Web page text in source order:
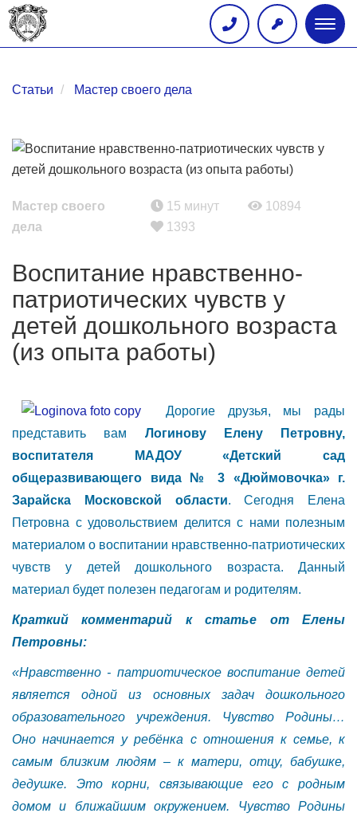
меню
Статьи Мастер своего дела
Мастер своего
дела
15 минут
10894
1393
Воспитание нравственно-
патриотических чувств у
детей дошкольного возраста
(из опыта работы)
Дорогие друзья, мы рады
представить вам Логинову Елену Петровну,
воспитателя МАДОУ «Детский сад
общеразвивающего вида № 3 «Дюймовочка» г.
Зарайска Московской области. Сегодня Елена
Петровна с удовольствием делится с нами полезным
материалом о воспитании нравственно-патриотических
чувств у детей дошкольного возраста. Данный
материал будет полезен педагогам и родителям.
Краткий комментарий к статье от Елены
Петровны:
«Нравственно - патриотическое воспитание детей
является одной из основных задач дошкольного
образовательного учреждения. Чувство Родины…
Оно начинается у ребёнка с отношения к семье, к
самым близким людям – к матери, отцу, бабушке,
дедушке. Это корни, связывающие его с родным
домом и ближайшим окружением. Чувство Родины